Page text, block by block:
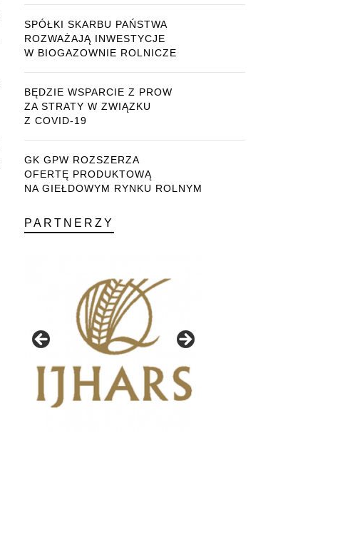
SPÓŁKI SKARBU PAŃSTWA
ROZWAŻAJĄ INWESTYCJE
W BIOGAZOWNIE ROLNICZE
BĘDZIE WSPARCIE Z PROW
ZA STRATY W ZWIĄZKU
Z COVID-19
GK GPW ROZSZERZA
OFERTĘ PRODUKTOWĄ
NA GIEŁDOWYM RYNKU ROLNYM
PARTNERZY